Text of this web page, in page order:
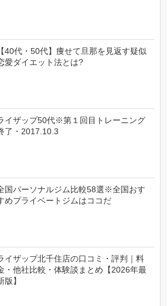
【40代・50代】痩せて旦那を見返す疑似
愛ダイエット法とは?
イザップ50代※第１回目トレーニング
了・2017.10.3
国パーソナルジム比較58選※全国おす
めプライベートジムはココだ
イザップ北千住店の口コミ・評判｜料
・他社比較・体験談まとめ【2026年最
版】